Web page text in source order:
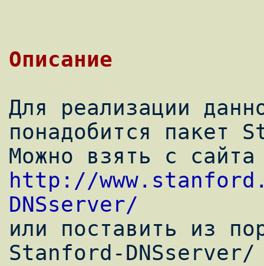
Для реализации
понадобится пакет
http://
DNSserver/
или поставить из
Stanford-DNSserver/